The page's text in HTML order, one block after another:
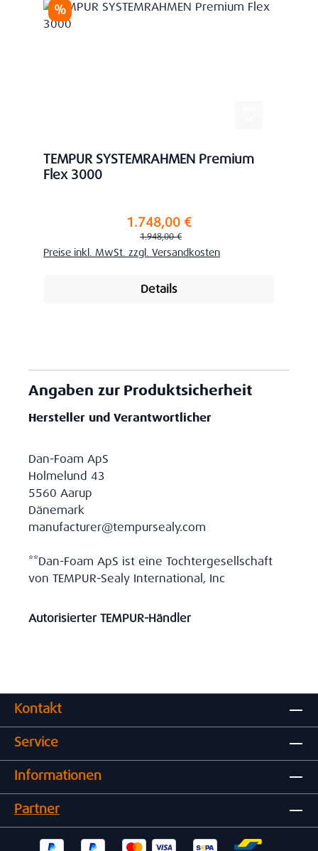
Rabatt
%
TEMPUR SYSTEMRAHMEN Premium
Flex 3000
Verkaufspreis:1.748,00 €
Regulärer Preis:
1.948,00 €
Preise inkl. MwSt. zzgl. Versandkosten
Details
Angaben zur Produktsicherheit
Hersteller und Verantwortlicher
Dan-Foam ApS
Holmelund 43
5560 Aarup
Dänemark
manufacturer@tempursealy.com
**Dan-Foam ApS ist eine Tochtergesellschaft
von TEMPUR-Sealy International, Inc
Autorisierter TEMPUR-Händler
Kontakt
Service
Informationen
Partner